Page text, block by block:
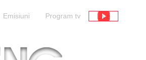
Emisiuni Program tv Live